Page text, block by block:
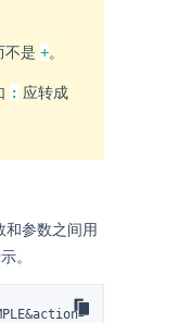
不是 +。
: 应转成
和参数之间用
。